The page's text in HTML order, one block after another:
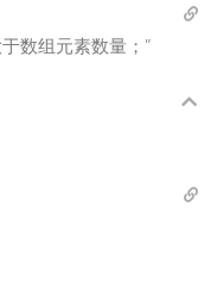
数组元素数量；”